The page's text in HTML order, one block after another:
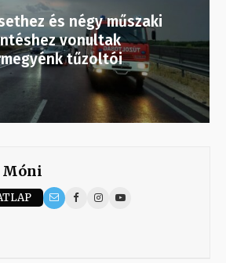
és négy műszaki
vonultak
tűzoltói
Móni